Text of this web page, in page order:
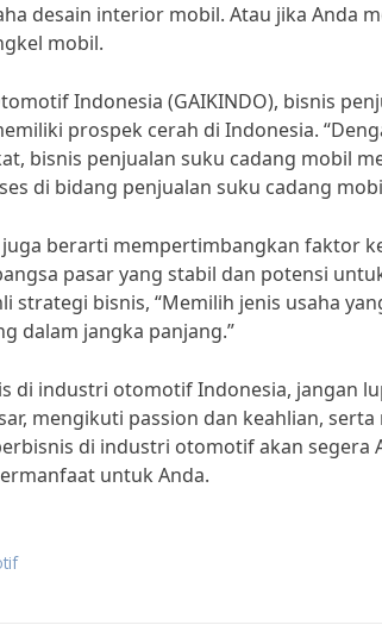
desain interior mobil. Atau jika Anda
mobil.
Indonesia (GAIKINDO), bisnis
prospek cerah di Indonesia.
bisnis penjualan suku cadang mobil
di bidang penjualan suku cadang
berarti mempertimbangkan faktor
pasar yang stabil dan potensi
strategi bisnis, “Memilih jenis usaha
dalam jangka panjang.”
di industri otomotif Indonesia, jangan
mengikuti passion dan keahlian,
di industri otomotif akan segera
untuk Anda.